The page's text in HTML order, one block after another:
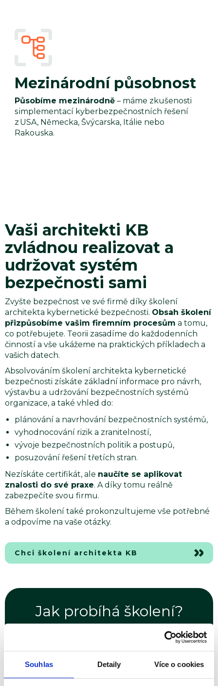
Souhlas Detaily Více o cookies
Mezinárodní působnost
Působíme mezinárodně – máme zkušenosti
s implementací kyberbezpečnostních řešení
z USA, Německa, Švýcarska, Itálie nebo
Rakouska.
Vaši architekti KB
zvládnou realizovat a
udržovat systém
bezpečnosti sami
Zvyšte bezpečnost ve své firmě díky školení
architekta kybernetické bezpečnosti. Obsah školení
přizpůsobíme vašim firemním procesům a tomu,
co potřebujete. Teorii zasadíme do každodenních
činností a vše ukážeme na praktických příkladech a
vašich datech.
Absolvováním školení architekta kybernetické
bezpečnosti získáte základní informace pro návrh,
výstavbu a udržování bezpečnostních systémů
organizace, a také vhled do:
plánování a navrhování bezpečnostních systémů,
vyhodnocování rizik a zranitelností,
vývoje bezpečnostních politik a postupů,
posuzování řešení třetích stran.
Nezískáte certifikát, ale naučíte se aplikovat
znalosti do své praxe. A díky tomu reálně
zabezpečíte svou firmu.
Během školení také prokonzultujeme vše potřebné
a odpovíme na vaše otázky.
Chci školení architekta KB
Jak probíhá školení?
Kick-off schůzka
Nejdříve nastavíme a popíšeme pravidla